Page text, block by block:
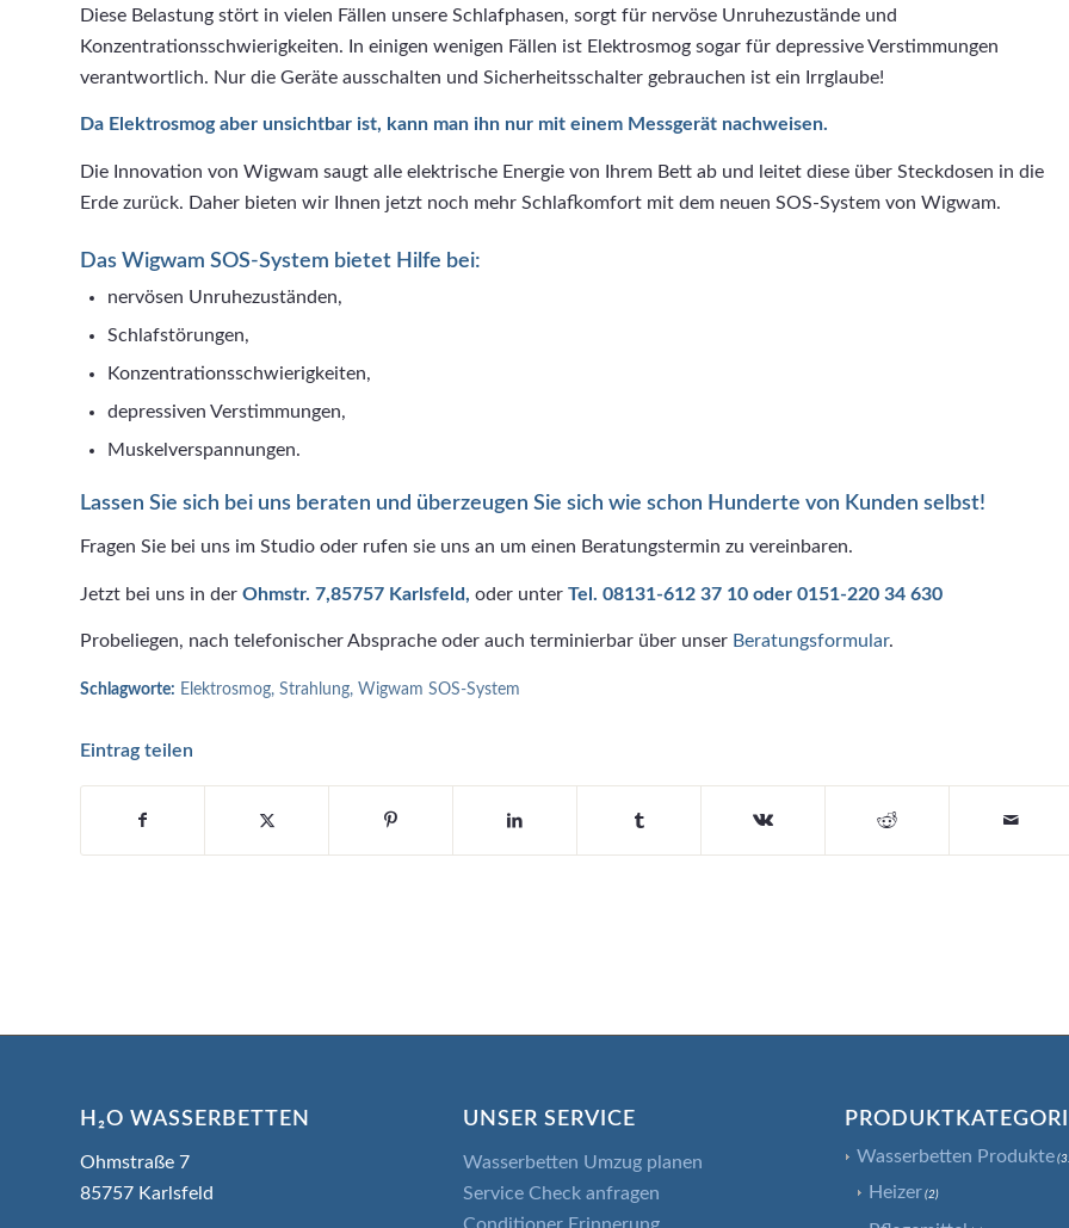
Diese Belastung stört in vielen Fällen unsere Schlafphasen, sorgt für nervöse Unruhezustände und
Konzentrationsschwierigkeiten. In einigen wenigen Fällen ist Elektrosmog sogar für depressive Verstimmungen
verantwortlich. Nur die Geräte ausschalten und Sicherheitsschalter gebrauchen ist ein Irrglaube!
Da Elektrosmog aber unsichtbar ist, kann man ihn nur mit einem Messgerät nachweisen.
Die Innovation von Wigwam saugt alle elektrische Energie von Ihrem Bett ab und leitet diese über Steckdosen in die
Erde zurück. Daher bieten wir Ihnen jetzt noch mehr Schlafkomfort mit dem neuen SOS-System von Wigwam.
Das Wigwam SOS-System bietet Hilfe bei:
nervösen Unruhezuständen,
Schlafstörungen,
Konzentrationsschwierigkeiten,
depressiven Verstimmungen,
Muskelverspannungen.
Lassen Sie sich bei uns beraten und überzeugen Sie sich wie schon Hunderte von Kunden selbst!
Fragen Sie bei uns im Studio oder rufen sie uns an um einen Beratungstermin zu vereinbaren.
Jetzt bei uns in der Ohmstr. 7,85757 Karlsfeld, oder unter Tel. 08131-612 37 10 oder 0151-220 34 630
Probeliegen, nach telefonischer Absprache oder auch terminierbar über unser Beratungsformular.
Schlagworte: Elektrosmog, Strahlung, Wigwam SOS-System
Eintrag teilen
H₂O WASSERBETTEN
Ohmstraße 7
85757 Karlsfeld
UNSER SERVICE
Wasserbetten Umzug planen
Service Check anfragen
Conditioner Erinnerung
Wasserbetten Produkte
Heizer (2)